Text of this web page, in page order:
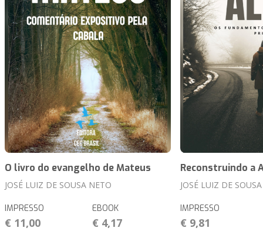
O livro do evangelho de Mateus
JOSÉ LUIZ DE SOUSA NETO
IMPRESSO
€ 11,00
EBOOK
€ 4,17
Reconstruindo a
JOSÉ LUIZ DE
IMPRESSO
€ 9,81